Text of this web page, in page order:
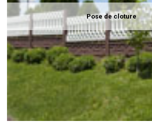
Pose de cloture